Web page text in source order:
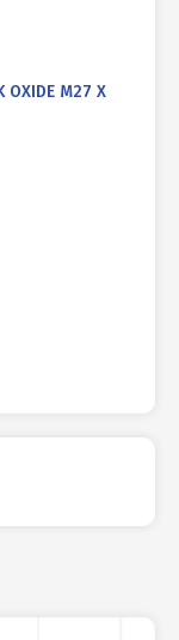
OXIDE M27 X